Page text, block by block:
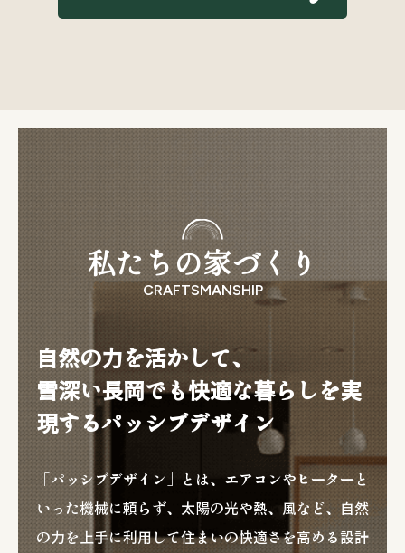
私たちの家づくり
CRAFTSMANSHIP
自然の力を活かして、
雪深い長岡でも快適な暮らしを実
現するパッシブデザイン
「パッシブデザイン」とは、エアコンやヒーターと
いった機械に頼らず、太陽の光や熱、風など、自然
の力を上手に利用して住まいの快適さを高める設計